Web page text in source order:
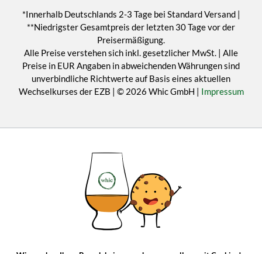
*Innerhalb Deutschlands 2-3 Tage bei Standard Versand |
**Niedrigster Gesamtpreis der letzten 30 Tage vor der
Preisermäßigung.
Alle Preise verstehen sich inkl. gesetzlicher MwSt. | Alle
Preise in EUR Angaben in abweichenden Währungen sind
unverbindliche Richtwerte auf Basis eines aktuellen
Wechselkurses der EZB | © 2026 Whic GmbH | Impressum